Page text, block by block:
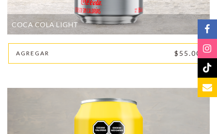
COCA COLA LIGHT
AGREGAR $55.00